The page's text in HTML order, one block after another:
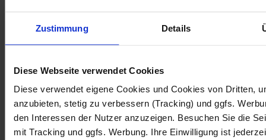
Zustimmung Details
Diese Webseite verwendet Cookies
Diese verwendet eigene Cookies und Cookies von Dritten,
anzubieten, stetig zu verbessern (Tracking) und ggfs.
den Interessen der Nutzer anzuzeigen. Besuchen Sie die
mit Tracking und ggfs. Werbung. Ihre Einwilligung ist